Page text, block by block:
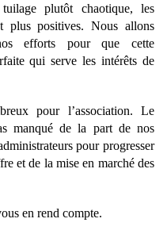
plutôt chaotique, les
plus positives. Nous allons
efforts pour que cette
qui serve les intérêts de
pour l’association. Le
manqué de la part de nos
pour progresser
et de la mise en marché des
en rend compte.